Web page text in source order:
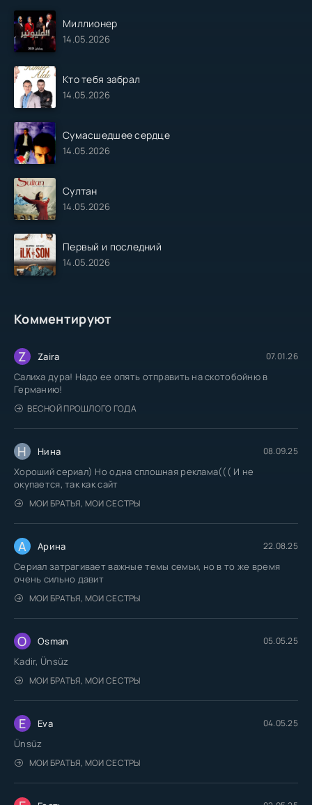
Миллионер
14.05.2026
Кто тебя забрал
14.05.2026
Сумасшедшее сердце
14.05.2026
Султан
14.05.2026
Первый и последний
14.05.2026
Комментируют
Z Zaira 07.01.26
Салиха дура! Надо ее опять отправить на скотобойню в
Германию!
ВЕСНОЙ ПРОШЛОГО ГОДА
Н Нина 08.09.25
Хороший сериал) Но одна сплошная реклама((( И не
окупается, так как сайт
МОИ БРАТЬЯ, МОИ СЕСТРЫ
А Арина 22.08.25
Сериал затрагивает важные темы семьи, но в то же время
очень сильно давит
МОИ БРАТЬЯ, МОИ СЕСТРЫ
O Osman 05.05.25
Kadir, Ünsüz
МОИ БРАТЬЯ, МОИ СЕСТРЫ
E Eva 04.05.25
Ünsüz
МОИ БРАТЬЯ, МОИ СЕСТРЫ